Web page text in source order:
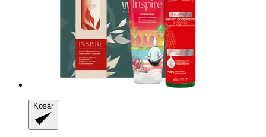
Kosár